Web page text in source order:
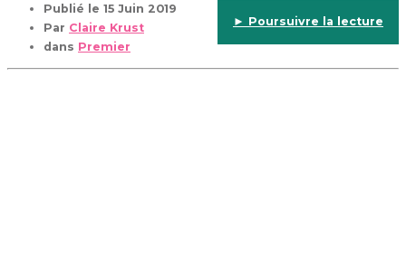
Publié le 15 Juin 2019
Par Claire Krust
dans Premier
► Poursuivre la lecture